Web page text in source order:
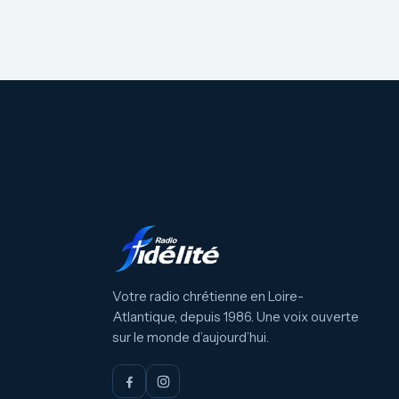
Votre radio chrétienne en Loire-
Atlantique, depuis 1986. Une voix ouverte
sur le monde d’aujourd’hui.